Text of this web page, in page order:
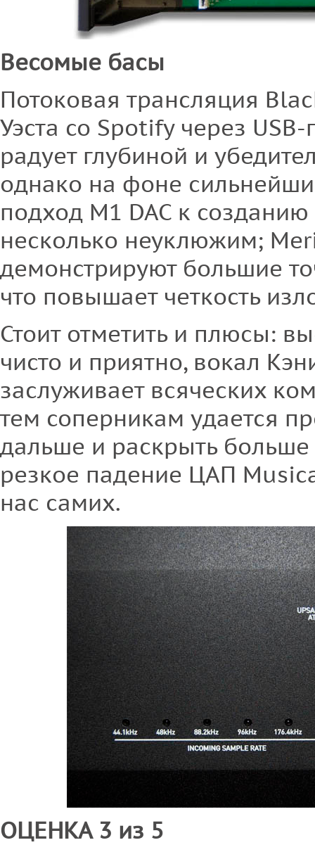
Весомые басы
Потоковая трансляция
Уэста со Spotify через
радует глубиной и
однако на фоне
подход M1 DAC к
несколько неуклюжим;
демонстрируют большие
что повышает четкость
Стоит отметить и плюсы:
чисто и приятно, вокал
заслуживает всяческих
тем соперникам удается
дальше и раскрыть больше
резкое падение ЦАП
нас самих.
ОЦЕНКА 3 из 5